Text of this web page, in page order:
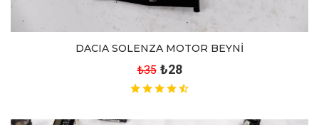
DACIA SOLENZA MOTOR BEYNİ
₺35 ₺28